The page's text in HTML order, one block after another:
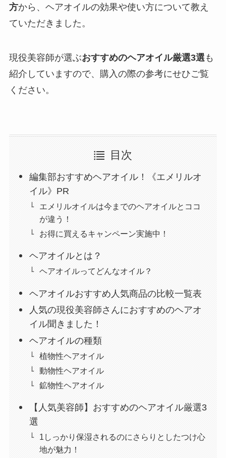
方から、ヘアオイルの効果や使い方について教え
ていただきました。
現役美容師が選ぶおすすめのヘアオイル厳選3選も
紹介していますので、購入の際の参考にせひご覧
ください。
目次
編集部おすすめヘアオイル！《エメリルオ
イル》PR
エメリルオイルは今までのヘアオイルとココ
が違う！
お得に買えるキャンペーン実施中！
ヘアオイルとは？
ヘアオイルってどんなオイル？
ヘアオイルおすすめ人気商品の比較一覧表
人気の現役美容師さんにおすすめのヘアオ
イル聞きました！
ヘアオイルの種類
植物性ヘアオイル
動物性ヘアオイル
鉱物性ヘアオイル
【人気美容師】おすすめのヘアオイル厳選3
選
1しっかり保湿されるのにさらりとしたつけ心
地が魅力！